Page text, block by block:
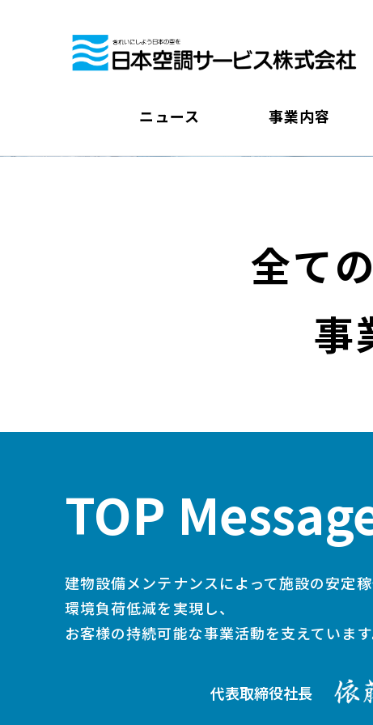
ニュース 事業内容
事業内容
全て
事
TOP
建物設備メンテナンスによって施設の安定
環境負荷低減を実現し、
お客様の持続可能な事業活動を支えています
代表取締役社長